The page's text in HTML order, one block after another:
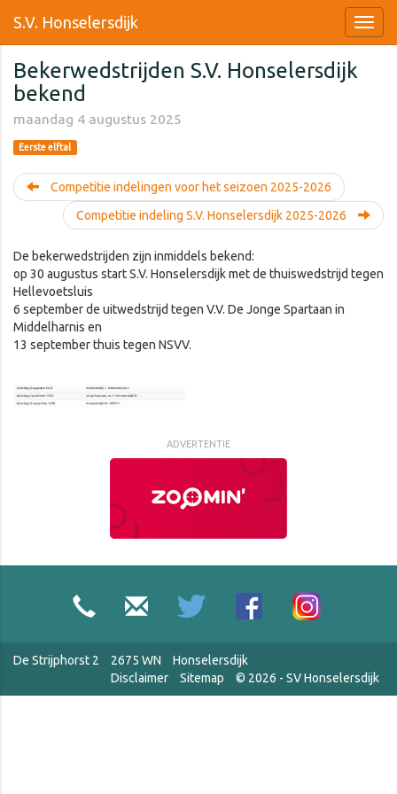
S.V. Honselersdijk
Bekerwedstrijden S.V. Honselersdijk
bekend
maandag 4 augustus 2025
Eerste elftal
Competitie indelingen voor het seizoen 2025-2026
Competitie indeling S.V. Honselersdijk 2025-2026
De bekerwedstrijden zijn inmiddels bekend:
op 30 augustus start S.V. Honselersdijk met de thuiswedstrijd tegen
Hellevoetsluis
6 september de uitwedstrijd tegen V.V. De Jonge Spartaan in
Middelharnis en
13 september thuis tegen NSVV.
ADVERTENTIE
De Strijphorst 2 2675 WN
Honselersdijk
Disclaimer
Sitemap © 2026 - SV Honselersdijk